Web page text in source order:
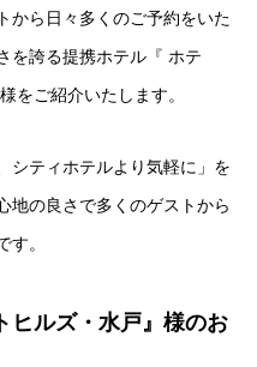
から日々多くのご予約をいた
を誇る提携ホテル『 ホテ
をご紹介いたします。
シティホテルより気軽に」を
地の良さで多くのゲストから
す。
ヒルズ・水戸』様のお